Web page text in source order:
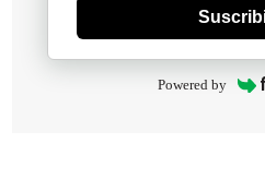
Powered by